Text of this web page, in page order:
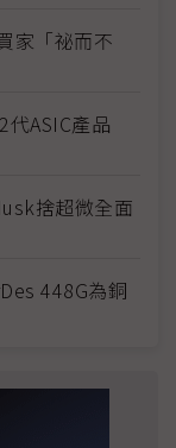
家「祕而不
ASIC產品
捨超微全面
448G為銅